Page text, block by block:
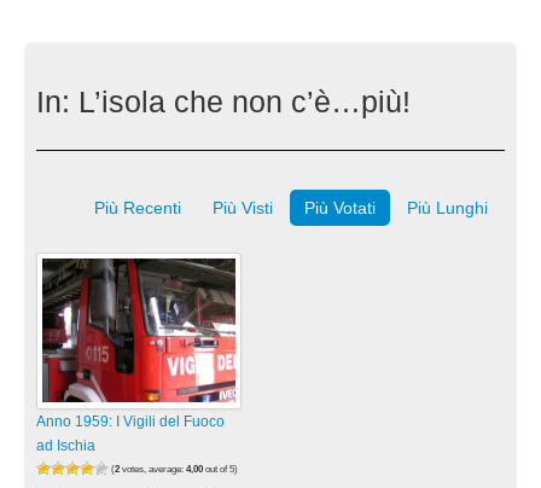
In: L’isola che non c’è…più!
Più Recenti Più Visti Più Votati Più Lunghi
Anno 1959: I Vigili del Fuoco
ad Ischia
(2 votes, average: 4,00 out of 5)